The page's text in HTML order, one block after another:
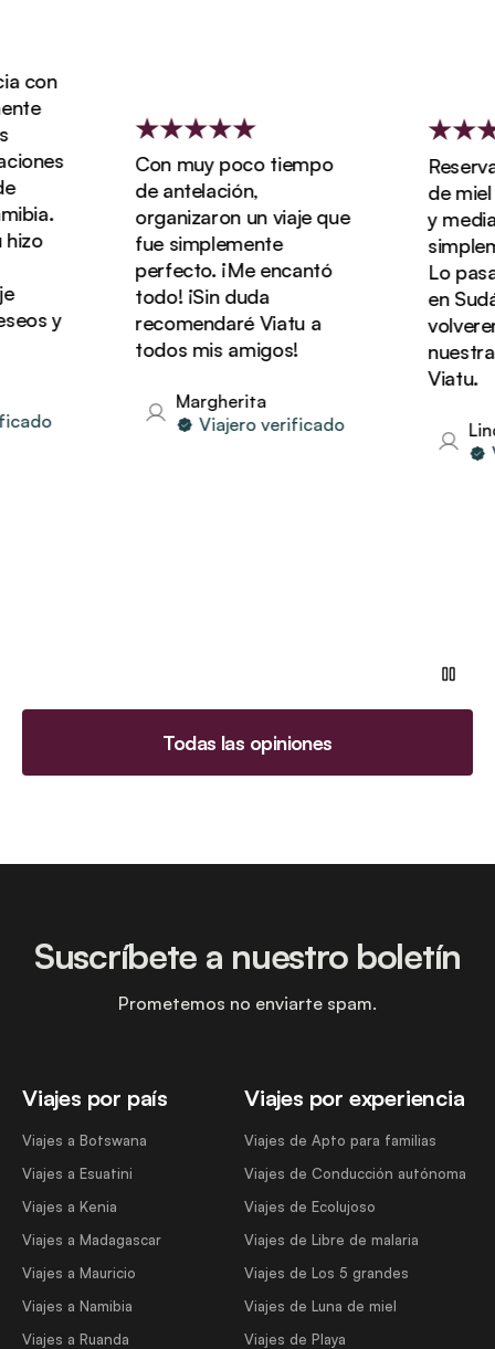
con
y
Con muy poco tiempo
de antelación,
organizaron un viaje que
fue simplemente
perfecto. ¡Me encantó
todo! ¡Sin duda
recomendaré Viatu a
todos mis amigos!
Margherita
Viajero verificado
de miel
y media
Lo
en
Viatu.
Linda
Todas las opiniones
Viajes por país
Viajes a Botswana
Viajes a Esuatini
Viajes a Kenia
Viajes a Madagascar
Viajes a Mauricio
Viajes a Namibia
Viajes a Ruanda
Viajes por experiencia
Viajes de Apto para familias
Viajes de Conducción autónoma
Viajes de Ecolujoso
Viajes de Libre de malaria
Viajes de Los 5 grandes
Viajes de Luna de miel
Viajes de Playa
Suscríbete a nuestro boletín
Prometemos no enviarte spam.